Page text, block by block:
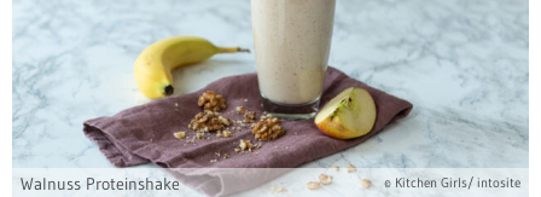
Walnuss Proteinshake © Kitchen Girls/ intosite